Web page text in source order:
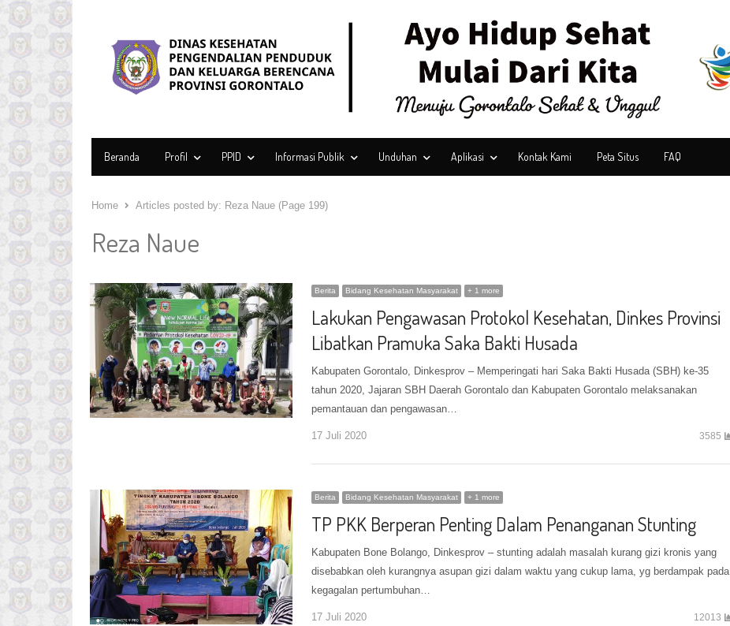
Beranda Profil PPID Informasi Publik Unduhan Aplikasi Kontak Kami Peta Situs FAQ
Home
Articles posted by: Reza Naue (Page 199)
Reza Naue
Berita Bidang Kesehatan Masyarakat + 1 more
Lakukan Pengawasan Protokol Kesehatan, Dinkes Provinsi
Libatkan Pramuka Saka Bakti Husada
Kabupaten Gorontalo, Dinkesprov – Memperingati hari Saka Bakti Husada (SBH) ke-35
tahun 2020, Jajaran SBH Daerah Gorontalo dan Kabupaten Gorontalo melaksanakan
pemantauan dan pengawasan…
17 Juli 2020 3585
Berita Bidang Kesehatan Masyarakat + 1 more
TP PKK Berperan Penting Dalam Penanganan Stunting
Kabupaten Bone Bolango, Dinkesprov – stunting adalah masalah kurang gizi kronis yang
disebabkan oleh kurangnya asupan gizi dalam waktu yang cukup lama, yg berdampak pada
kegagalan pertumbuhan…
17 Juli 2020 12013